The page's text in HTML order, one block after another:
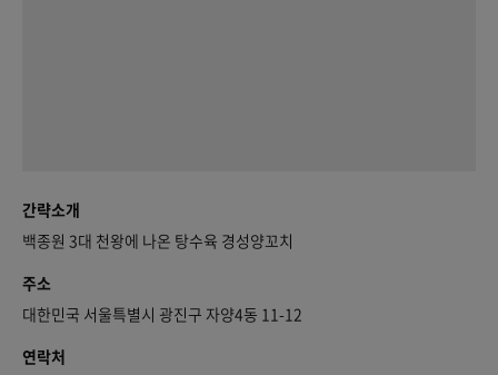
간략소개
백종원 3대 천왕에 나온 탕수육 경성양꼬치
주소
대한민국 서울특별시 광진구 자양4동 11-12
연락처